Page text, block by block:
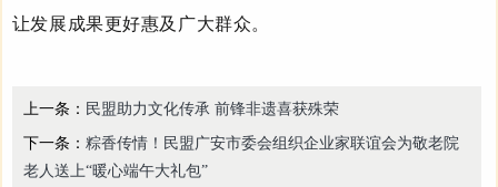
让发展成果更好惠及广大群众。
上一条： 民盟助力文化传承 前锋非遗喜获殊荣
下一条： 粽香传情！民盟广安市委会组织企业家联谊会为敬老院
老人送上“暖心端午大礼包”